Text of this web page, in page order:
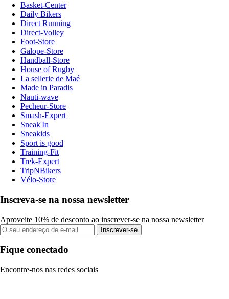
Basket-Center
Daily Bikers
Direct Running
Direct-Volley
Foot-Store
Galope-Store
Handball-Store
House of Rugby
La sellerie de Maé
Made in Paradis
Nauti-wave
Pecheur-Store
Smash-Expert
Sneak'In
Sneakids
Sport is good
Training-Fit
Trek-Expert
TripNBikers
Vélo-Store
Inscreva-se na nossa newsletter
Aproveite 10% de desconto ao inscrever-se na nossa newsletter
Inscrever-se
Fique conectado
Encontre-nos nas redes sociais